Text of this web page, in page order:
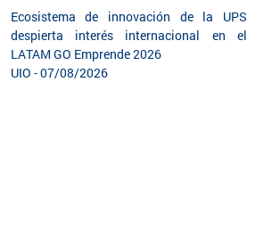
Ecosistema de innovación de la UPS
despierta interés internacional en el
LATAM GO Emprende 2026
UIO - 07/08/2026